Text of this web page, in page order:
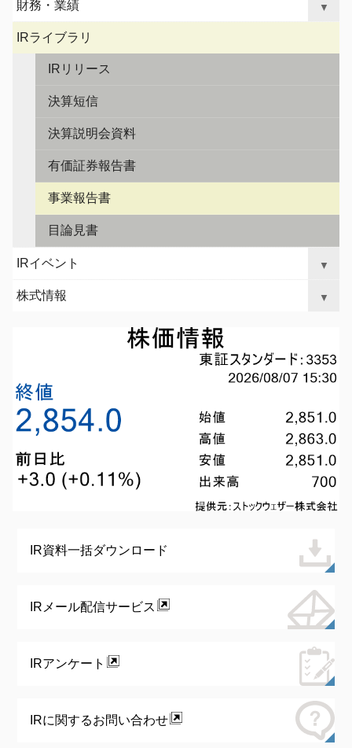
財務・業績 ▼
IRライブラリ
IRリリース
決算短信
決算説明会資料
有価証券報告書
事業報告書
目論見書
IRイベント ▼
株式情報 ▼
IR資料一括ダウンロード
IRメール配信サービス
IRアンケート
IRに関するお問い合わせ